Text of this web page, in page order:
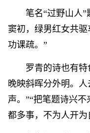
笔名“过野山人
窦初，绿男红女共
功课疏。”
罗青的诗也有特
晚映斜晖分外明。
声。”“把笔题诗兴
都多事，不为人开为